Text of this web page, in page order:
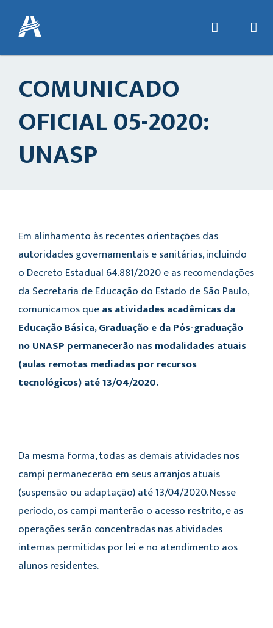
COMUNICADO
OFICIAL 05-2020:
UNASP
Em alinhamento às recentes orientações das
autoridades governamentais e sanitárias, incluindo
o Decreto Estadual 64.881/2020 e as recomendações
da Secretaria de Educação do Estado de São Paulo,
comunicamos queas atividades acadêmicas da
Educação Básica, Graduação e da Pós-graduação
no UNASP permanecerão nas modalidades atuais
(aulas remotas mediadas por recursos
tecnológicos) até 13/04/2020.
Da mesma forma, todas as demais atividades nos
campi permanecerão em seus arranjos atuais
(suspensão ou adaptação) até 13/04/2020. Nesse
período, os campi manterão o acesso restrito, e as
operações serão concentradas nas atividades
internas permitidas por lei e no atendimento aos
alunos residentes.